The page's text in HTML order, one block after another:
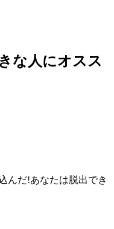
な人にオスス
んだ!あなたは脱出でき